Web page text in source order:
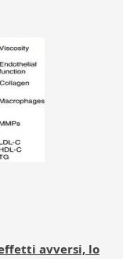
avversi, lo